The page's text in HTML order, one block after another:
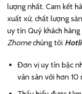
lượng nhất. Cam kết
xuất xứ, chất lượng
uy tín Quý khách hàng
Zhomechúng tôi
Đơn vị uy tín bậc
ván sàn với hơn 10